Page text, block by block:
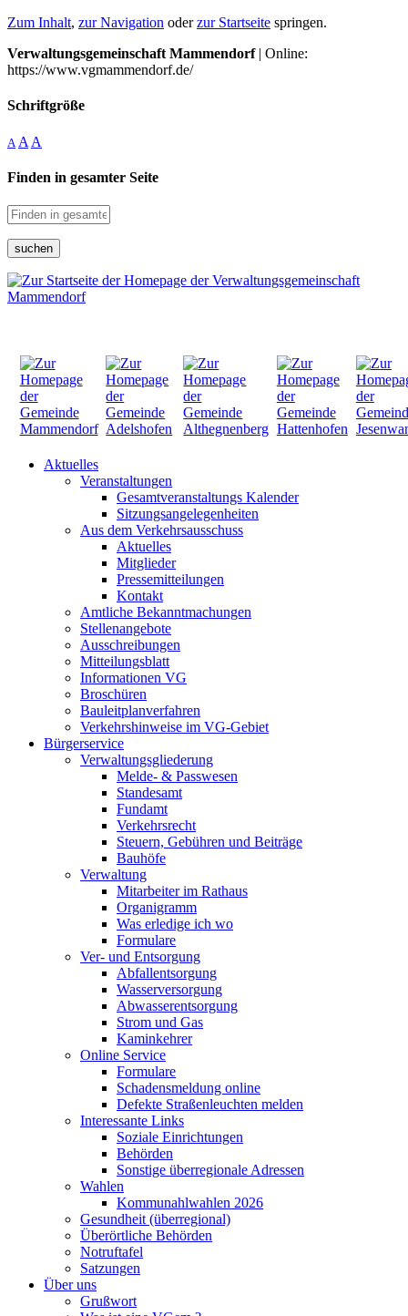
Zum Inhalt, zur Navigation oderzur Startseite springen.
Verwaltungsgemeinschaft Mammendorf| Online:
https://www.vgmammendorf.de/
Schriftgröße
A A A
Finden in gesamter Seite
suchen
Aktuelles
Veranstaltungen
Gesamtveranstaltungs Kalender
Sitzungsangelegenheiten
Aus dem Verkehrsausschuss
Aktuelles
Mitglieder
Pressemitteilungen
Kontakt
Amtliche Bekanntmachungen
Stellenangebote
Ausschreibungen
Mitteilungsblatt
Informationen VG
Broschüren
Bauleitplanverfahren
Verkehrshinweise im VG-Gebiet
Bürgerservice
Verwaltungsgliederung
Melde- & Passwesen
Standesamt
Fundamt
Verkehrsrecht
Steuern, Gebühren und Beiträge
Bauhöfe
Verwaltung
Mitarbeiter im Rathaus
Organigramm
Was erledige ich wo
Formulare
Ver- und Entsorgung
Abfallentsorgung
Wasserversorgung
Abwasserentsorgung
Strom und Gas
Kaminkehrer
Online Service
Formulare
Schadensmeldung online
Defekte Straßenleuchten melden
Interessante Links
Soziale Einrichtungen
Behörden
Sonstige überregionale Adressen
Wahlen
Kommunahlwahlen 2026
Gesundheit (überregional)
Überörtliche Behörden
Notruftafel
Satzungen
Über uns
Grußwort